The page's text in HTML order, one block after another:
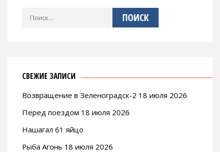
Найти:
СВЕЖИЕ ЗАПИСИ
Возвращение в Зеленоградск-2 18 июля 2026
Перед поездом 18 июля 2026
Нашагал 61 яйцо
Рыба Агонь 18 июля 2026